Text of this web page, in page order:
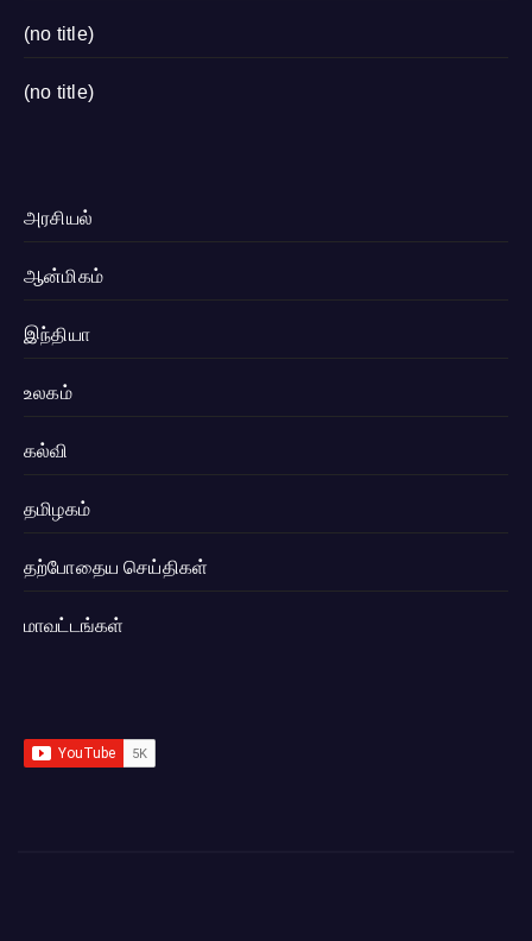
(no title)
(no title)
அரசியல்
ஆன்மிகம்
இந்தியா
உலகம்
கல்வி
தமிழகம்
தற்போதைய செய்திகள்
மாவட்டங்கள்